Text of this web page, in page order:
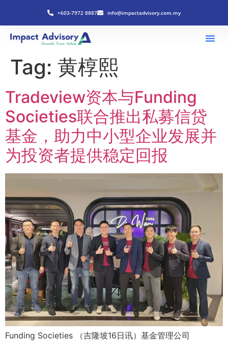
+603-7972 8887 info@impactadvisory.com.my
Tag: 黄椁熙
Tradeview资本与Funding
Societies联合推出私募信贷
基金，助力中小型企业发展并
为投资者提供稳定回报
Funding Societies （吉隆坡16日讯）基金管理公司